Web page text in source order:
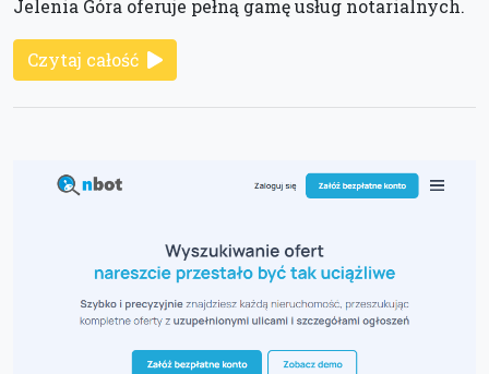
Jelenia Góra oferuje pełną gamę usług notarialnych.
Czytaj całość